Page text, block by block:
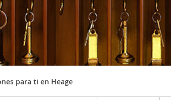
para ti en Heage